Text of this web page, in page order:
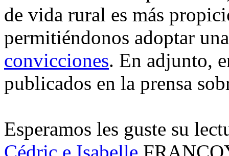
de vida rural es más
permitiéndonos adoptar
convicciones. En adjunto,
publicados en la prensa
Esperamos les guste su
Cédric e Isabelle